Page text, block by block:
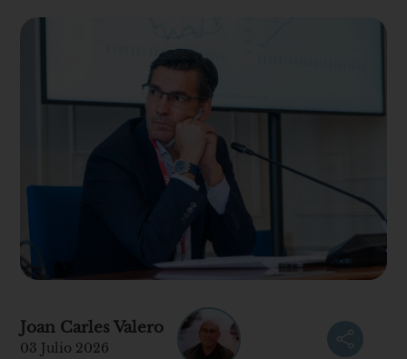
Joan Carles Valero
03 Julio 2026